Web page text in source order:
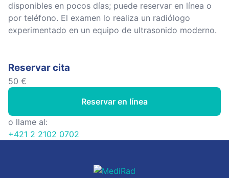
disponibles en pocos días; puede reservar en línea o
por teléfono. El examen lo realiza un radiólogo
experimentado en un equipo de ultrasonido moderno.
Reservar cita
50 €
Reservar en línea
o llame al:
+421 2 2102 0702